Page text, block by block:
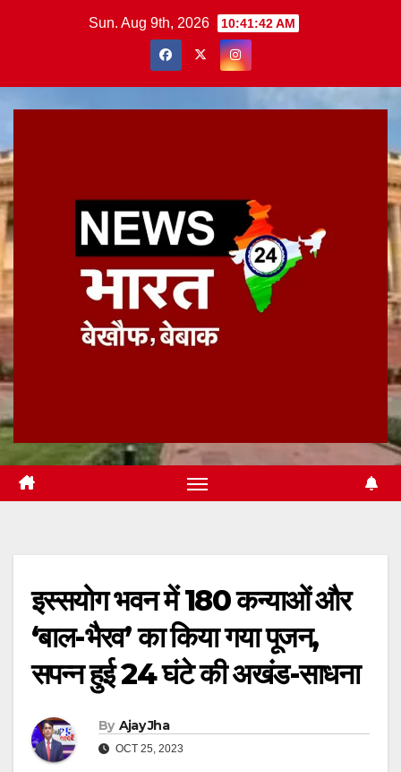
Sun. Aug 9th, 2026 10:41:43 AM
इस्सयोग भवन में 180 कन्याओं और
‘बाल-भैरव’ का किया गया पूजन,
सपन्न हुई 24 घंटे की अखंड-साधना
By Ajay Jha
OCT 25, 2023